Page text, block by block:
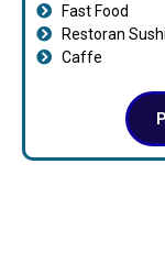
Fast Food
Restoran Sushi
Caffe